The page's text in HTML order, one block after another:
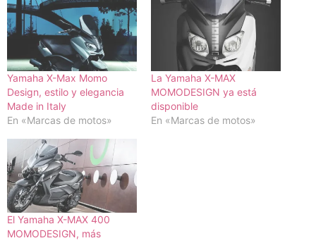
Yamaha X-Max Momo
Design, estilo y elegancia
Made in Italy
En «Marcas de motos»
La Yamaha X-MAX
MOMODESIGN ya está
disponible
En «Marcas de motos»
El Yamaha X-MAX 400
MOMODESIGN, más